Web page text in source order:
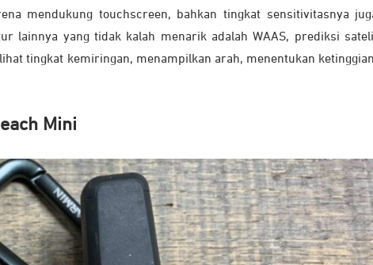
mendukung touchscreen, bahkan tingkat sensitivitasnya
lainnya yang tidak kalah menarik adalah WAAS, prediksi
tingkat kemiringan, menampilkan arah, menentukan
Mini